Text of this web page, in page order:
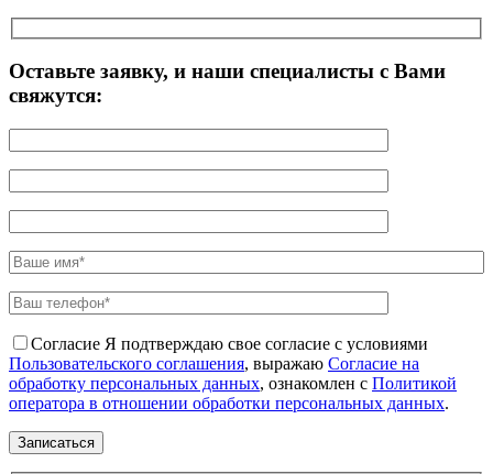
Оставьте заявку, и наши специалисты с Вами
свяжутся:
Согласие Я подтверждаю свое согласие с условиями
Пользовательского соглашения, выражаю Согласие на
обработку персональных данных, ознакомлен с Политикой
оператора в отношении обработки персональных данных.